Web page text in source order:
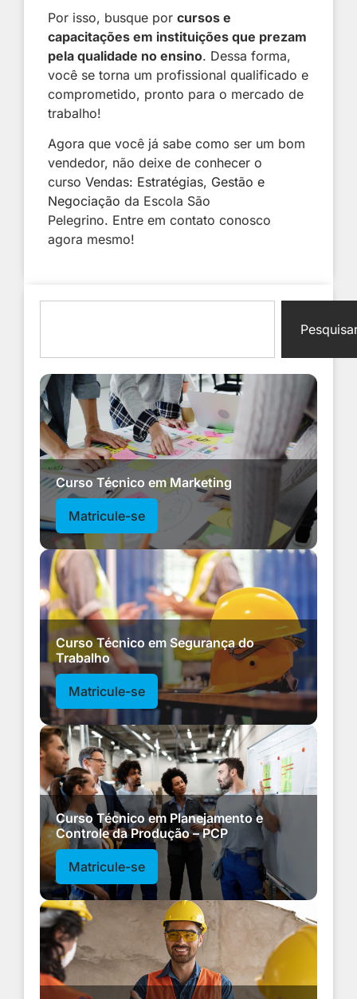
Por isso, busque porcursos e
capacitações em instituições que prezam
pela qualidade no ensino. Dessa forma,
você se torna um profissional qualificado e
comprometido, pronto para o mercado de
trabalho!
Agora que você já sabe como ser um bom
vendedor, não deixe de conhecer o
cursoVendas: Estratégias, Gestão e
Negociação da Escola São
Pelegrino. Entre em contato conosco
agora mesmo!
Curso Técnico em Marketing
Matricule-se
Curso Técnico em Segurança do
Trabalho
Matricule-se
Curso Técnico em Planejamento e
Controle da Produção – PCP
Matricule-se